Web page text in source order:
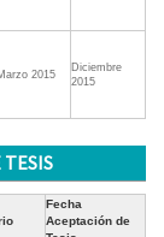
2015
Diciembre
2015
TESIS
Fecha
Aceptación de